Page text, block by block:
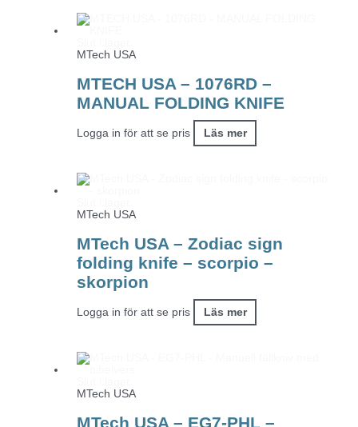
MTech USA
MTECH USA – 1076RD –
MANUAL FOLDING KNIFE
Logga in för att se pris Läs mer
MTech USA
MTech USA – Zodiac sign
folding knife – scorpio –
skorpion
Logga in för att se pris Läs mer
MTech USA
MTech USA – EG7-PHL –